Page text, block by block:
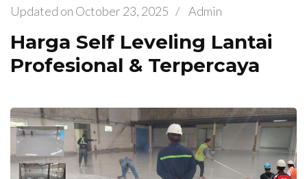
Updated on October 23, 2025 / Admin
Harga Self Leveling Lantai
Profesional & Terpercaya